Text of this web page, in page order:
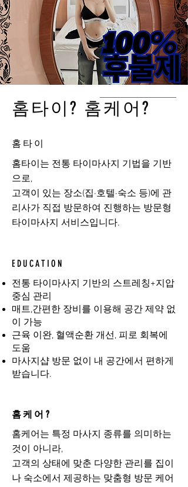
홈타이? 홈케어?
홈타이
홈타이는 전통 타이마사지 기법을 기반
으로,
고객이 있는 장소(집·호텔·숙소 등)에 관
리사가 직접 방문하여 진행하는 방문형
타이마사지 서비스입니다.
EDUCATION
전통 타이마사지 기반의 스트레칭+지압
중심 관리
매트,간편한 장비를 이용해 공간 제약 없
이 가능
근육 이완, 혈액순환 개선, 피로 회복에
도움
마사지샵 방문 없이 내 공간에서 편하게
받습니다.
홈케어?
홈케어는 특정 마사지 종류를 의미하는
것이 아니라,
고객의 상태에 맞춘 다양한 관리를 집이
나 숙소에서 제공하는 맞춤형 방문 케어